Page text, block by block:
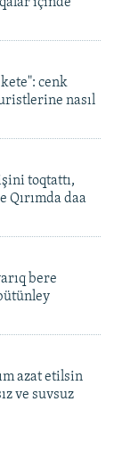
içinde
cenk
nasıl
toqtattı,
Qırımda daa
bere
azat etilsin
ve suvsuz